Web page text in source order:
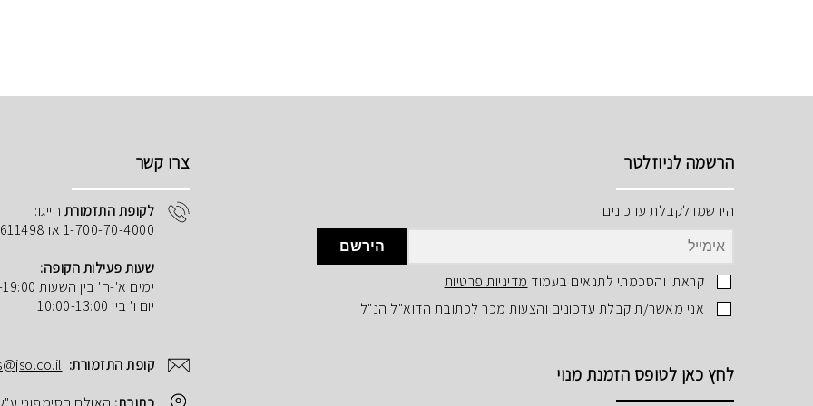
הרשמה לניוזלטר
הירשמו לקבלת עדכונים
הירשם
קראתי והסכמתי לתנאים בעמוד מדיניות פרטיות
אני מאשר/ת קבלת עדכונים והצעות מכר לכתובת הדוא"ל הנ"ל
לחץ כאן לטופס הזמנת מנוי
צרו קשר
לקופת התזמורת חייגו:
1-700-70-4000 או 02-5611498
שעות פעילות הקופה:
ימים א'-ה' בין השעות 10:00-19:00
יום ו' בין 10:00-13:00
קופת התזמורת: